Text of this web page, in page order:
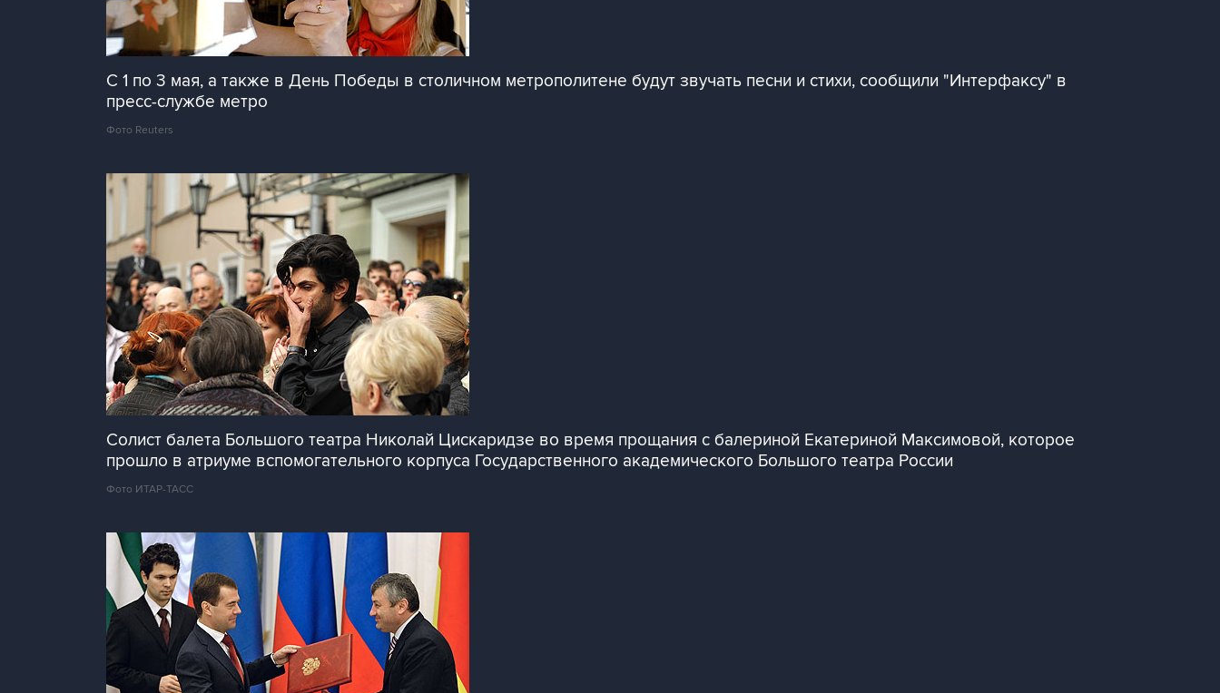
C 1 по 3 мая, а также в День Победы в столичном метрополитене будут звучать песни и стихи, сообщили "Интерфаксу" в
пресс-службе метро
Фото Reuters
Солист балета Большого театра Николай Цискаридзе во время прощания с балериной Екатериной Максимовой, которое
прошло в атриуме вспомогательного корпуса Государственного академического Большого театра России
Фото ИТАР-ТАСС